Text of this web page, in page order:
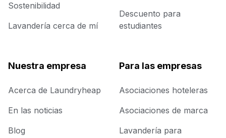
Sostenibilidad
Lavandería cerca de mí
Descuento para
estudiantes
Nuestra empresa
Acerca de Laundryheap
En las noticias
Blog
Para las empresas
Asociaciones hoteleras
Asociaciones de marca
Lavandería para